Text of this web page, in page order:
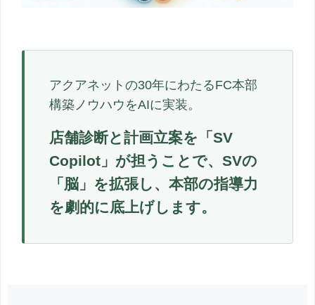
アクアネットの30年にわたるFC本部
構築ノウハウをAIに実装。
店舗診断と計画立案を「SV
Copilot」が担うことで、SVの
「脳」を拡張し、本部の指導力
を劇的に底上げします。